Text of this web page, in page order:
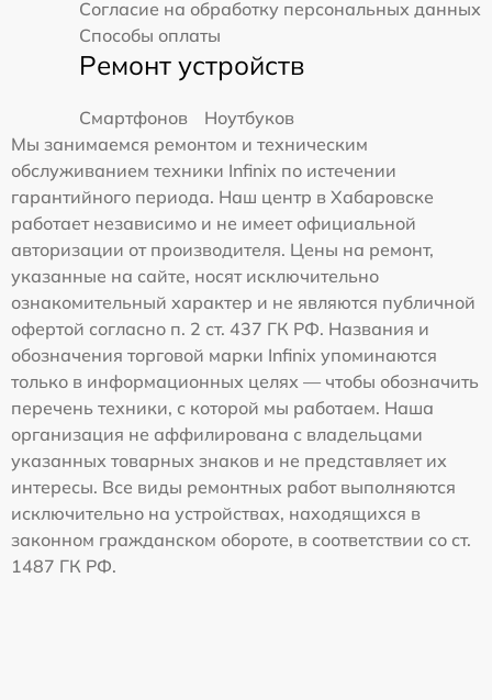
Согласие на обработку персональных данных
Способы оплаты
Ремонт устройств
Смартфонов
Ноутбуков
Мы занимаемся ремонтом и техническим
обслуживанием техники Infinix по истечении
гарантийного периода. Наш центр в Хабаровске
работает независимо и не имеет официальной
авторизации от производителя. Цены на ремонт,
указанные на сайте, носят исключительно
ознакомительный характер и не являются публичной
офертой согласно п. 2 ст. 437 ГК РФ. Названия и
обозначения торговой марки Infinix упоминаются
только в информационных целях — чтобы обозначить
перечень техники, с которой мы работаем. Наша
организация не аффилирована с владельцами
указанных товарных знаков и не представляет их
интересы. Все виды ремонтных работ выполняются
исключительно на устройствах, находящихся в
законном гражданском обороте, в соответствии со ст.
1487 ГК РФ.